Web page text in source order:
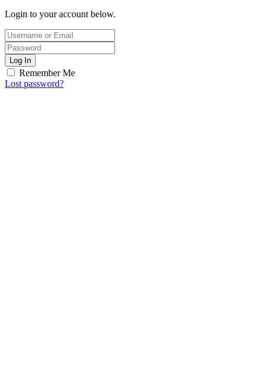
Login to your account below.
Log In
Remember Me
Lost password?